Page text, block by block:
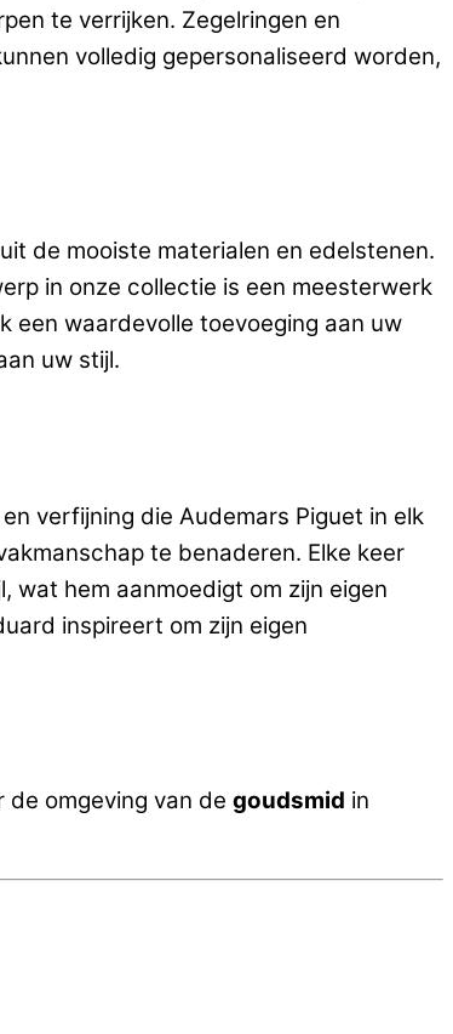
te verrijken. Zegelringen en
volledig gepersonaliseerd worden,
de mooiste materialen en edelstenen.
in onze collectie is een meesterwerk
een waardevolle toevoeging aan uw
uw stijl.
verfijning die Audemars Piguet in elk
te benaderen. Elke keer
wat hem aanmoedigt om zijn eigen
inspireert om zijn eigen
de omgeving van de goudsmid in